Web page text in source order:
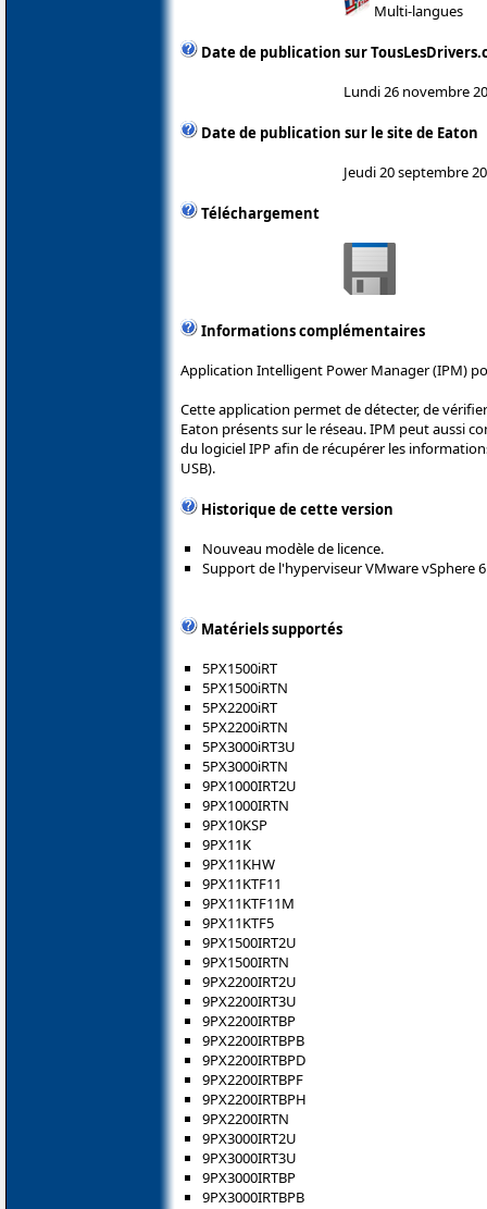
Multi-langues
Date de publication sur
Lundi 26 novembre
Date de publication sur le site de Eaton
Jeudi 20 septembre
Téléchargement
Informations complémentaires
Application Intelligent Power Manager (IPM)
Cette application permet de détecter, de
Eaton présents sur le réseau. IPM peut aussi
du logiciel IPP afin de récupérer les
USB).
Historique de cette version
Nouveau modèle de licence.
Support de l'hyperviseur VMware vSphere
Matériels supportés
5PX1500iRT
5PX1500iRTN
5PX2200iRT
5PX2200iRTN
5PX3000iRT3U
5PX3000iRTN
9PX1000IRT2U
9PX1000IRTN
9PX10KSP
9PX11K
9PX11KHW
9PX11KTF11
9PX11KTF11M
9PX11KTF5
9PX1500IRT2U
9PX1500IRTN
9PX2200IRT2U
9PX2200IRT3U
9PX2200IRTBP
9PX2200IRTBPB
9PX2200IRTBPD
9PX2200IRTBPF
9PX2200IRTBPH
9PX2200IRTN
9PX3000IRT2U
9PX3000IRT3U
9PX3000IRTBP
9PX3000IRTBPB